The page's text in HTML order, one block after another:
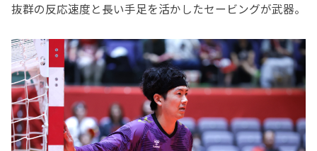
抜群の反応速度と長い手足を活かしたセービングが武器。